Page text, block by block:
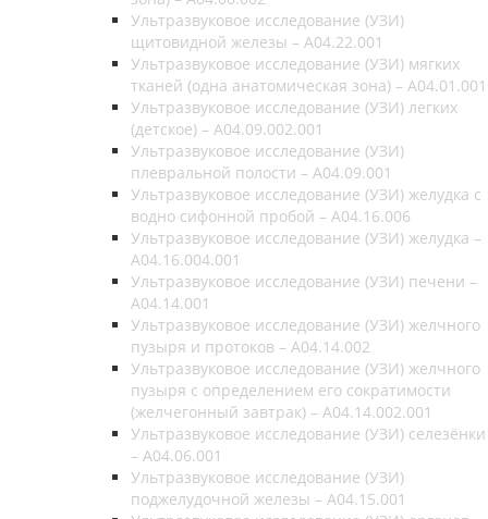
Ультразвуковое исследование (УЗИ)
щитовидной железы – A04.22.001
Ультразвуковое исследование (УЗИ) мягких
тканей (одна анатомическая зона) – A04.01.001
Ультразвуковое исследование (УЗИ) легких
(детское) – A04.09.002.001
Ультразвуковое исследование (УЗИ)
плевральной полости – A04.09.001
Ультразвуковое исследование (УЗИ) желудка с
водно сифонной пробой – A04.16.006
Ультразвуковое исследование (УЗИ) желудка –
A04.16.004.001
Ультразвуковое исследование (УЗИ) печени –
A04.14.001
Ультразвуковое исследование (УЗИ) желчного
пузыря и протоков – A04.14.002
Ультразвуковое исследование (УЗИ) желчного
пузыря с определением его сократимости
(желчегонный завтрак) – A04.14.002.001
Ультразвуковое исследование (УЗИ) селезёнки
– A04.06.001
Ультразвуковое исследование (УЗИ)
поджелудочной железы – A04.15.001